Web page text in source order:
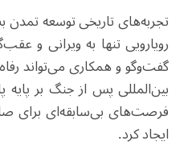
تجربه‌های تاریخی توسعه
رویارویی تنها به ویرانی و
گفت‌وگو و همکاری می‌تواند
بین‌المللی پس از جنگ بر
فرصت‌های بی‌سابقه‌ای برای
ایجاد کرد.